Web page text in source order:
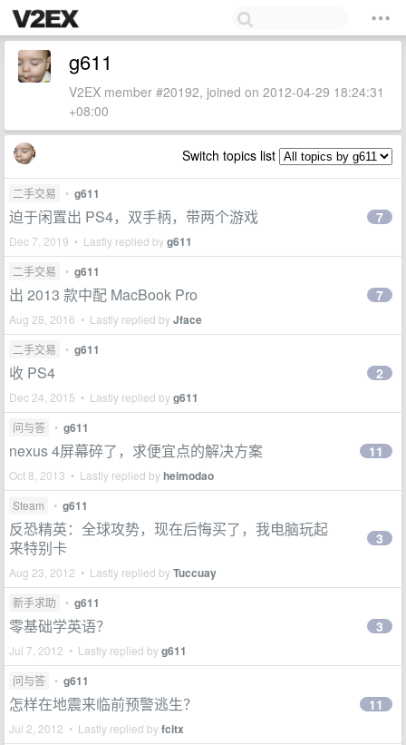
g611
V2EX member #20192, joined on 2012-04-29 18:24:31
+08:00
Switch topics list
二手交易 • g611
迫于闲置出 PS4，双手柄，带两个游戏
Dec 7, 2019 • Lastly replied byg611
7
二手交易 • g611
出 2013 款中配 MacBook Pro
Aug 28, 2016 • Lastly replied byJface
7
二手交易 • g611
收 PS4
Dec 24, 2015 • Lastly replied byg611
2
问与答 • g611
nexus 4屏幕碎了，求便宜点的解决方案
Oct 8, 2013 • Lastly replied byheimodao
11
Steam • g611
反恐精英：全球攻势，现在后悔买了，我电脑玩起
来特别卡
Aug 23, 2012 • Lastly replied byTuccuay
3
新手求助 • g611
零基础学英语？
Jul 7, 2012 • Lastly replied byg611
3
问与答 • g611
怎样在地震来临前预警逃生？
Jul 2, 2012 • Lastly replied byfcitx
11